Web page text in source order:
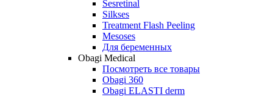
Sesretinal
Silkses
Treatment Flash Peeling
Mesoses
Для беременных
Obagi Medical
Посмотреть все товары
Obagi 360
Obagi ELASTI derm